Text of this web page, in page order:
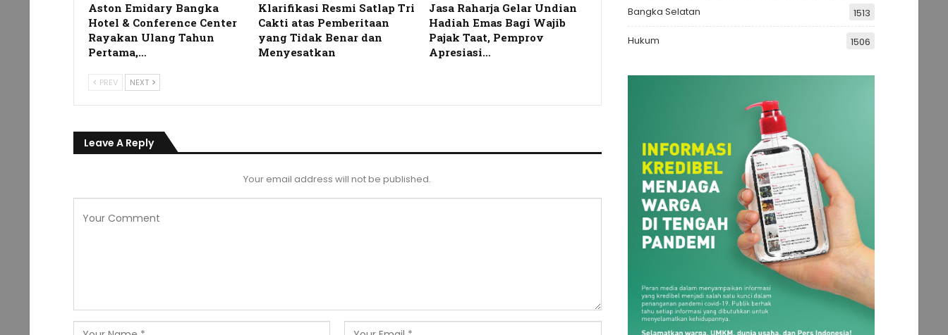
Aston Emidary Bangka
Hotel & Conference Center
Rayakan Ulang Tahun
Pertama,…
Klarifikasi Resmi Satlap Tri
Cakti atas Pemberitaan
yang Tidak Benar dan
Menyesatkan
Jasa Raharja Gelar Undian
Hadiah Emas Bagi Wajib
Pajak Taat, Pemprov
Apresiasi…
PREV NEXT
Leave A Reply
Your email address will not be published.
Bangka Selatan 1513
Hukum 1506